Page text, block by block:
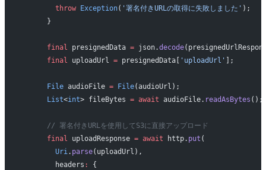
        throw
Exception( '署名付きURLの取得に失敗しました' );
      }
      final
presignedData = json.decode
      final
uploadUrl = presignedData[ 'uploadUrl' ];
      File
audioFile = File(audioUrl);
      List
<int> fileBytes = await audioFile. readAsBytes ();
      // 署名付きURLを使用してS3に直接アップロード
      final
uploadResponse = await http. put (
        Uri
. parse(uploadUrl),
        headers
:
{